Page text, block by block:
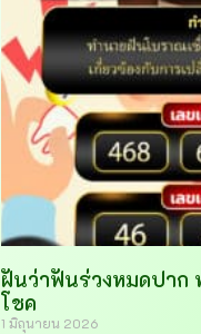
ฝันว่าฟันร่วงหมดปาก
โชค
1 มิถุนายน 2026